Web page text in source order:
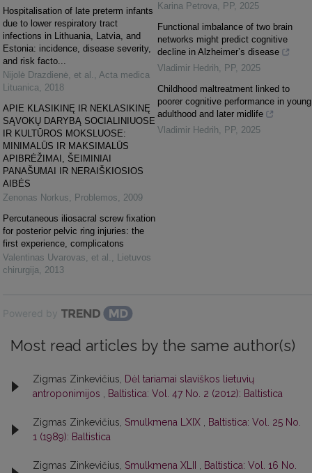
Hospitalisation of late preterm infants
due to lower respiratory tract
infections in Lithuania, Latvia, and
Estonia: incidence, disease severity,
and risk facto...
Nijolė Drazdienė, et al.
Acta medica
Lituanica
2018
APIE KLASIKINĘ IR NEKLASIKINĘ
SĄVOKŲ DARYBĄ SOCIALINIUOSE
IR KULTŪROS MOKSLUOSE:
MINIMALŪS IR MAKSIMALŪS
APIBRĖŽIMAI, ŠEIMINIAI
PANAŠUMAI IR NERAIŠKIOSIOS
AIBĖS
Zenonas Norkus
Problemos
2009
Percutaneous iliosacral screw fixation
for posterior pelvic ring injuries: the
first experience, complicatons
Valentinas Uvarovas, et al.
Lietuvos
chirurgija
2013
Karina Petrova
PP, 2025
Functional imbalance of two brain
networks might predict cognitive
decline in Alzheimer’s disease
Vladimir Hedrih
PP, 2025
Childhood maltreatment linked to
poorer cognitive performance in young
adulthood and later midlife
Vladimir Hedrih
PP, 2025
Powered by
Most read articles by the same author(s)
Zigmas Zinkevičius,
Dėl tariamai slaviškos lietuvių
antroponimijos
Baltistica: Vol. 47 No. 2 (2012): Baltistica
Zigmas Zinkevičius, Smulkmena LXIX
Baltistica: Vol. 25 No.
1 (1989): Baltistica
Zigmas Zinkevičius, Smulkmena XLII
Baltistica: Vol. 16 No.